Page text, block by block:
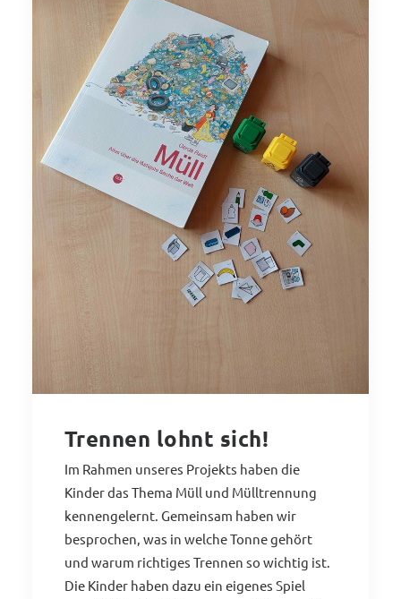
Trennen lohnt sich!
Im Rahmen unseres Projekts haben die
Kinder das Thema Müll und Mülltrennung
kennengelernt. Gemeinsam haben wir
besprochen, was in welche Tonne gehört
und warum richtiges Trennen so wichtig ist.
Die Kinder haben dazu ein eigenes Spiel